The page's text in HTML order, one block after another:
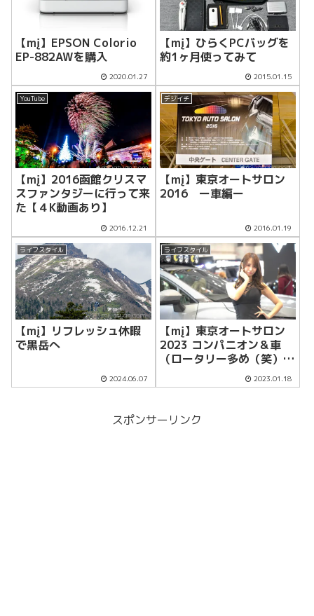
【mį】EPSON Colorio
EP-882AWを購入
2020.01.27
【mį】ひらくPCバッグを
約1ヶ月使ってみて
2015.01.15
YouTube
【mį】2016函館クリスマ
スファンタジーに行って来
た【４K動画あり】
2016.12.21
デジイチ
【mį】東京オートサロン
2016 ー車編ー
2016.01.19
ライフスタイル
【mį】リフレッシュ休暇
で黒岳へ
2024.06.07
ライフスタイル
【mį】東京オートサロン
2023 コンパニオン＆車
（ロータリー多め（笑））
2023.01.18
スポンサーリンク